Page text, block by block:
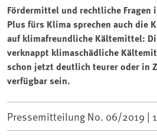
Fördermittel und rechtliche Fragen
Plus fürs Klima sprechen auch die
auf klimafreundliche Kältemittel:
verknappt klimaschädliche
schon jetzt deutlich teurer oder in
verfügbar sein.
Pressemitteilung No. 06/2019 |